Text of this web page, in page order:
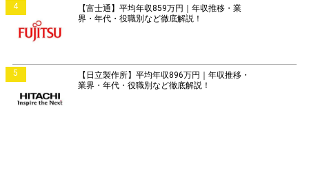
4
【富士通】平均年収859万円｜年収推移・業
界・年代・役職別など徹底解説！
5
【日立製作所】平均年収896万円｜年収推移・
業界・年代・役職別など徹底解説！